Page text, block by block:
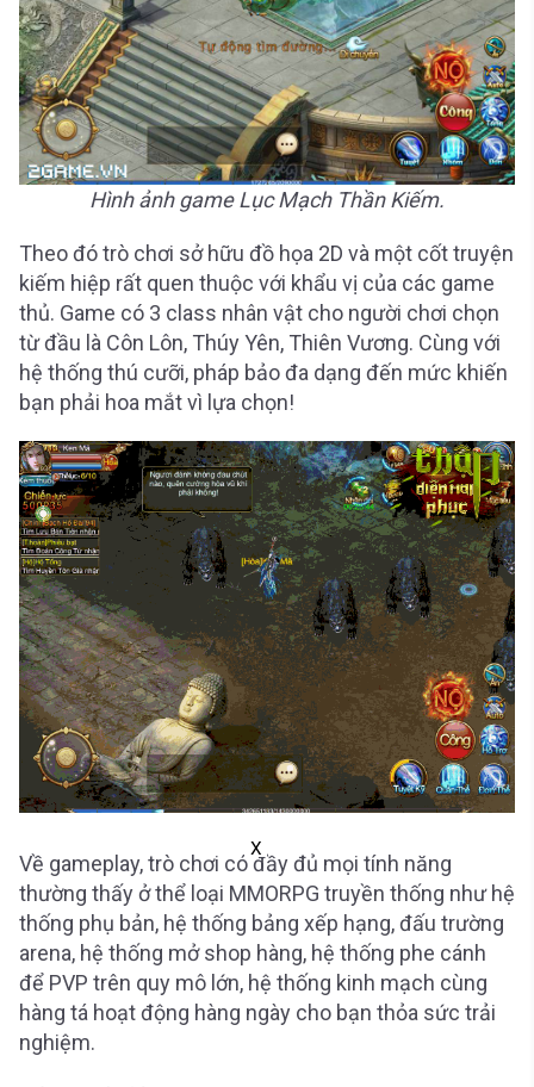
Hình ảnh game Lục Mạch Thần Kiếm.
Theo đó trò chơi sở hữu đồ họa 2D và một cốt truyện
kiếm hiệp rất quen thuộc với khẩu vị của các game
thủ. Game có 3 class nhân vật cho người chơi chọn
từ đầu là Côn Lôn, Thúy Yên, Thiên Vương. Cùng với
hệ thống thú cưỡi, pháp bảo đa dạng đến mức khiến
bạn phải hoa mắt vì lựa chọn!
X
Về gameplay, trò chơi có đầy đủ mọi tính năng
thường thấy ở thể loại MMORPG truyền thống như hệ
thống phụ bản, hệ thống bảng xếp hạng, đấu trường
arena, hệ thống mở shop hàng, hệ thống phe cánh
để PVP trên quy mô lớn, hệ thống kinh mạch cùng
hàng tá hoạt động hàng ngày cho bạn thỏa sức trải
nghiệm.